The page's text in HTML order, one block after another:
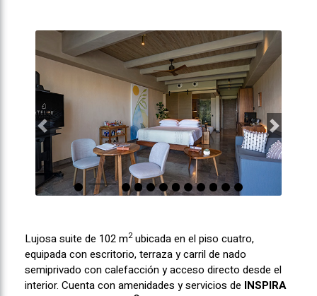
Previous Next
Lujosa suite de 102 m2ubicada en el piso cuatro,
equipada con escritorio, terraza y carril de nado
semiprivado con calefacción y acceso directo desde el
interior. Cuenta con amenidades y servicios de INSPIRA